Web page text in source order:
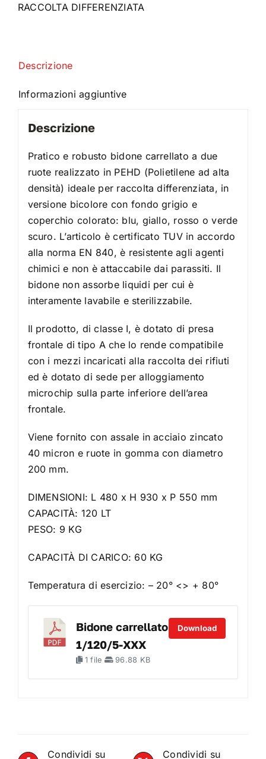
RACCOLTA DIFFERENZIATA
Descrizione
Informazioni aggiuntive
Descrizione
Pratico e robusto bidone carrellato a due
ruote realizzato in PEHD (Polietilene ad alta
densità) ideale per raccolta differenziata, in
versione bicolore con fondo grigio e
coperchio colorato: blu, giallo, rosso o verde
scuro. L’articolo è certificato TUV in accordo
alla norma EN 840, è resistente agli agenti
chimici e non è attaccabile dai parassiti. Il
bidone non assorbe liquidi per cui è
interamente lavabile e sterilizzabile.
Il prodotto, di classe I, è dotato di presa
frontale di tipo A che lo rende compatibile
con i mezzi incaricati alla raccolta dei rifiuti
ed è dotato di sede per alloggiamento
microchip sulla parte inferiore dell’area
frontale.
Viene fornito con assale in acciaio zincato
40 micron e ruote in gomma con diametro
200 mm.
DIMENSIONI: L 480 x H 930 x P 550 mm
CAPACITÀ: 120 LT
PESO: 9 KG
CAPACITÀ DI CARICO: 60 KG
Temperatura di esercizio: – 20° <> + 80°
Bidone carrellato
1/120/5-XXX
1 file 96.88 KB
Download
Condividi su Condividi su